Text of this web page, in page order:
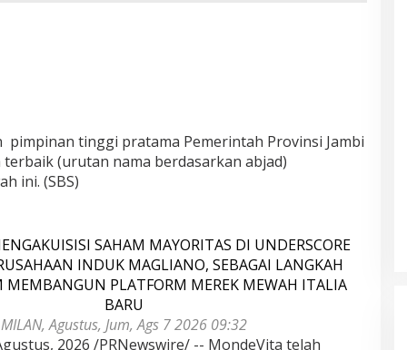
pimpinan tinggi pratama Pemerintah Provinsi Jambi
(urutan nama berdasarkan abjad)
ini. (SBS)
SAHAM MAYORITAS DI UNDERSCORE
INDUK MAGLIANO, SEBAGAI LANGKAH
MEMBANGUN PLATFORM MEREK MEWAH ITALIA
BARU
MILAN, Agustus, Jum, Ags 7 2026 09:32
2026 /PRNewswire/ -- MondeVita telah